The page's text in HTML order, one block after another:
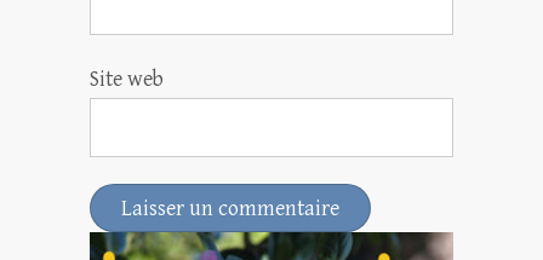
Site web